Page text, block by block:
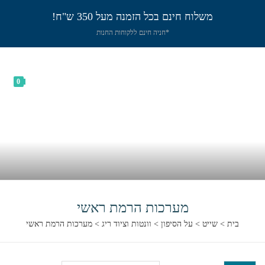
משלוח חינם בכל הזמנה מעל 350 ש"ח!
*חניה חינם ללקוחות החנות
0
מערכות הרמת ראשי
בית > שייט > על הסיפון > וונטות וציוד ריג > מערכות הרמת ראשי